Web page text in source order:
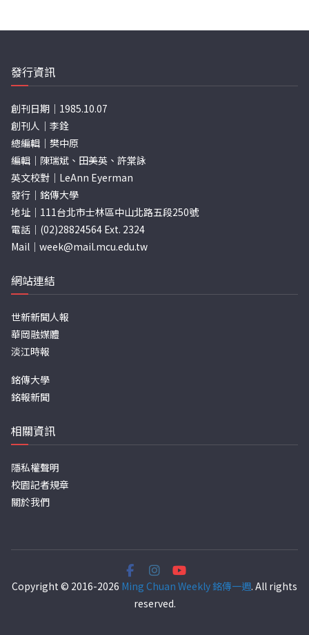
發行資訊
創刊日期｜1985.10.07
創刊人｜李銓
總編輯｜樊中原
編輯｜陳瑞斌、田美英、許棠詠
英文校對｜LeAnn Eyerman
發行｜銘傳大學
地址｜111台北市士林區中山北路五段250號
電話｜(02)28824564 Ext. 2324
Mail｜ week@mail.mcu.edu.tw
網站連結
世新新聞人報
華岡融媒體
淡江時報
銘傳大學
銘報新聞
相關資訊
隱私權聲明
校園記者規章
關於我們
Copyright © 2016-2026 Ming Chuan Weekly 銘傳一週. All rights
reserved.